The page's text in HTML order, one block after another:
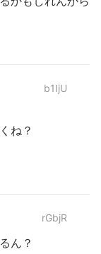
b1IjU
ね？
rGbjR
ん？